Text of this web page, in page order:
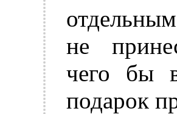
не
чего бы
подарок